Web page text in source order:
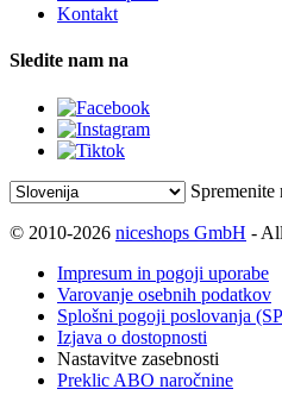
Kontakt
Sledite nam na
© 2010-2026 niceshops GmbH -
Impresum in pogoji uporabe
Varovanje osebnih podatkov
Splošni pogoji poslovanja
Izjava o dostopnosti
Nastavitve zasebnosti
Preklic ABO naročnine